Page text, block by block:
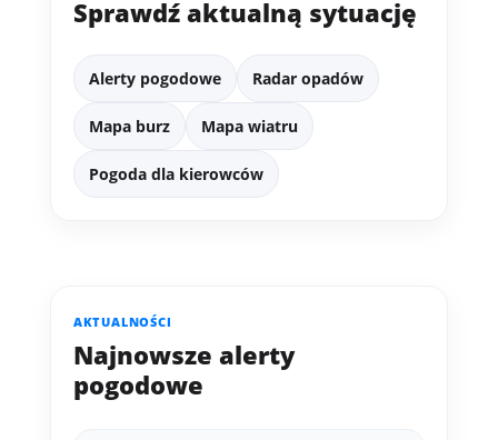
Sprawdź aktualną sytuację
Alerty pogodowe Radar opadów
Mapa burz Mapa wiatru
Pogoda dla kierowców
AKTUALNOŚCI
Najnowsze alerty
pogodowe